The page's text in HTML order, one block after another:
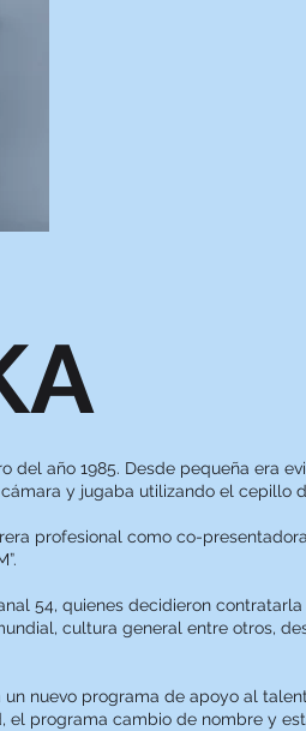
del año 1985. Desde pequeña era
y jugaba utilizando el cepillo
profesional como co-
54, quienes decidieron
cultura general entre otros,
nuevo programa de apoyo al
el programa cambio de nombre y